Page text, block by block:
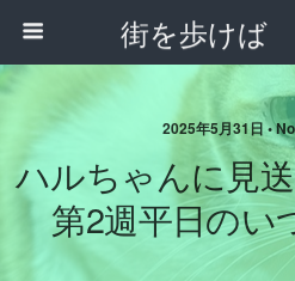
街を歩けば
2025年5月31日 •
ハルちゃんに見
第2週平日のい